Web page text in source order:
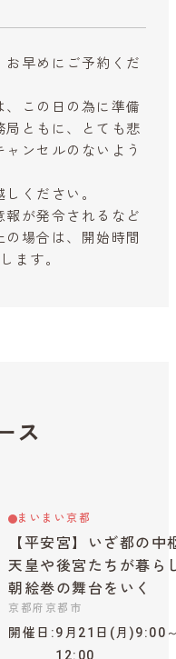
早めにご予約くだ
この日の為に準備
局ともに、とても悲
ンセルのないよう
ください。
が発令されるなど
場合は、開始時間
ます。
ス
まいまい京都
【平安宮】いざ都の中
天皇や後宮たちが暮ら
朝絵巻の舞台をいく
京都府京都市
開催日
9月21日(月)9:00
12:00